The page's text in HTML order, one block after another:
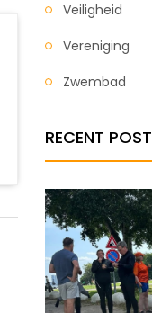
Veiligheid
Vereniging
Zwembad
RECENT POST